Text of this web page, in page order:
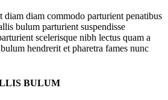
diam diam commodo parturient penatibus
bulum parturient suspendisse
scelerisque nibh lectus quam a
hendrerit et pharetra fames nunc
BULUM